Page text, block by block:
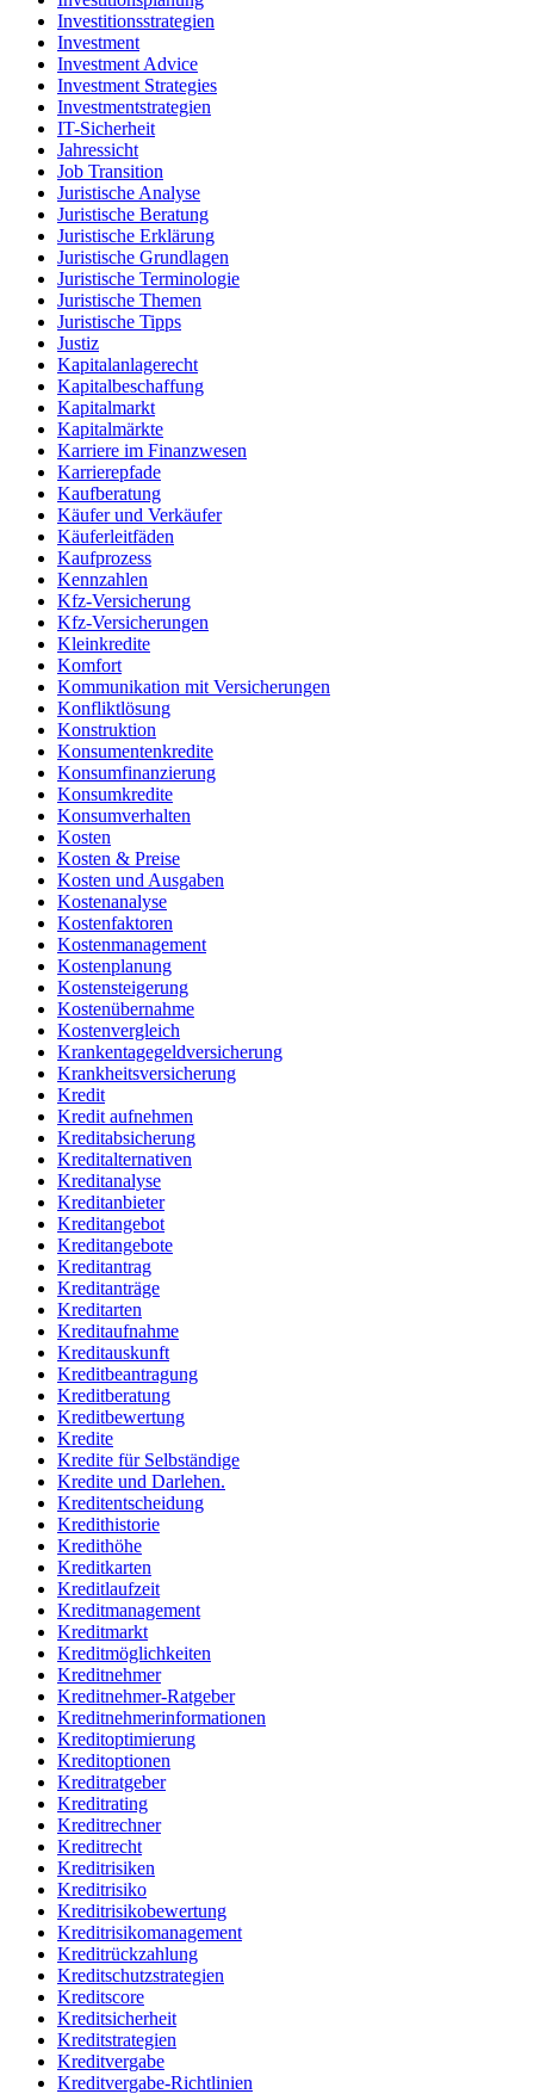
Investitionsstrategien
Investment
Investment Advice
Investment Strategies
Investmentstrategien
IT-Sicherheit
Jahressicht
Job Transition
Juristische Analyse
Juristische Beratung
Juristische Erklärung
Juristische Grundlagen
Juristische Terminologie
Juristische Themen
Juristische Tipps
Justiz
Kapitalanlagerecht
Kapitalbeschaffung
Kapitalmarkt
Kapitalmärkte
Karriere im Finanzwesen
Karrierepfade
Kaufberatung
Käufer und Verkäufer
Käuferleitfäden
Kaufprozess
Kennzahlen
Kfz-Versicherung
Kfz-Versicherungen
Kleinkredite
Komfort
Kommunikation mit Versicherungen
Konfliktlösung
Konstruktion
Konsumentenkredite
Konsumfinanzierung
Konsumkredite
Konsumverhalten
Kosten
Kosten & Preise
Kosten und Ausgaben
Kostenanalyse
Kostenfaktoren
Kostenmanagement
Kostenplanung
Kostensteigerung
Kostenübernahme
Kostenvergleich
Krankentagegeldversicherung
Krankheitsversicherung
Kredit
Kredit aufnehmen
Kreditabsicherung
Kreditalternativen
Kreditanalyse
Kreditanbieter
Kreditangebot
Kreditangebote
Kreditantrag
Kreditanträge
Kreditarten
Kreditaufnahme
Kreditauskunft
Kreditbeantragung
Kreditberatung
Kreditbewertung
Kredite
Kredite für Selbständige
Kredite und Darlehen.
Kreditentscheidung
Kredithistorie
Kredithöhe
Kreditkarten
Kreditlaufzeit
Kreditmanagement
Kreditmarkt
Kreditmöglichkeiten
Kreditnehmer
Kreditnehmer-Ratgeber
Kreditnehmerinformationen
Kreditoptimierung
Kreditoptionen
Kreditratgeber
Kreditrating
Kreditrechner
Kreditrecht
Kreditrisiken
Kreditrisiko
Kreditrisikobewertung
Kreditrisikomanagement
Kreditrückzahlung
Kreditschutzstrategien
Kreditscore
Kreditsicherheit
Kreditstrategien
Kreditvergabe
Kreditvergabe-Richtlinien